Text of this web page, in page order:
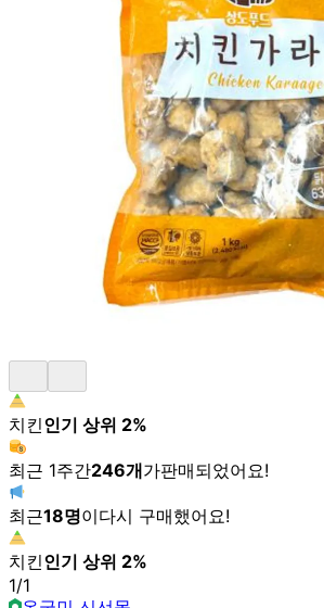
치킨인기 상위 2%
최근 1주간246개가판매되었어요!
최근18명이다시 구매했어요!
치킨인기 상위 2%
1/1